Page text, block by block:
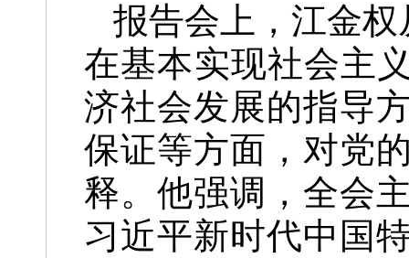
报告会上，江金
在基本实现社会主
济社会发展的指导
保证等方面，对党
释。他强调，全会
习近平新时代中国